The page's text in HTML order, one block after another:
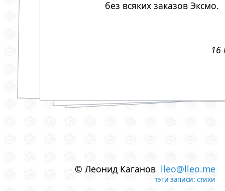
без всяких заказов Эксмо.
16
© Леонид Каганов lleo@lleo.me
тэги записи: стихи